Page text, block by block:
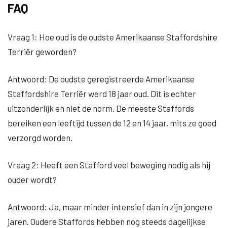
FAQ
Vraag 1: Hoe oud is de oudste Amerikaanse Staffordshire
Terriër geworden?
Antwoord: De oudste geregistreerde Amerikaanse
Staffordshire Terriër werd 18 jaar oud. Dit is echter
uitzonderlijk en niet de norm. De meeste Staffords
bereiken een leeftijd tussen de 12 en 14 jaar, mits ze goed
verzorgd worden.
Vraag 2: Heeft een Stafford veel beweging nodig als hij
ouder wordt?
Antwoord: Ja, maar minder intensief dan in zijn jongere
jaren. Oudere Staffords hebben nog steeds dagelijkse